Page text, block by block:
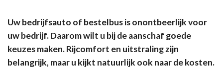
Uw bedrijfsauto of bestelbus is onontbeerlijk voor
uw bedrijf. Daarom wilt u bij de aanschaf goede
keuzes maken. Rijcomfort en uitstraling zijn
belangrijk, maar u kijkt natuurlijk ook naar de kosten.